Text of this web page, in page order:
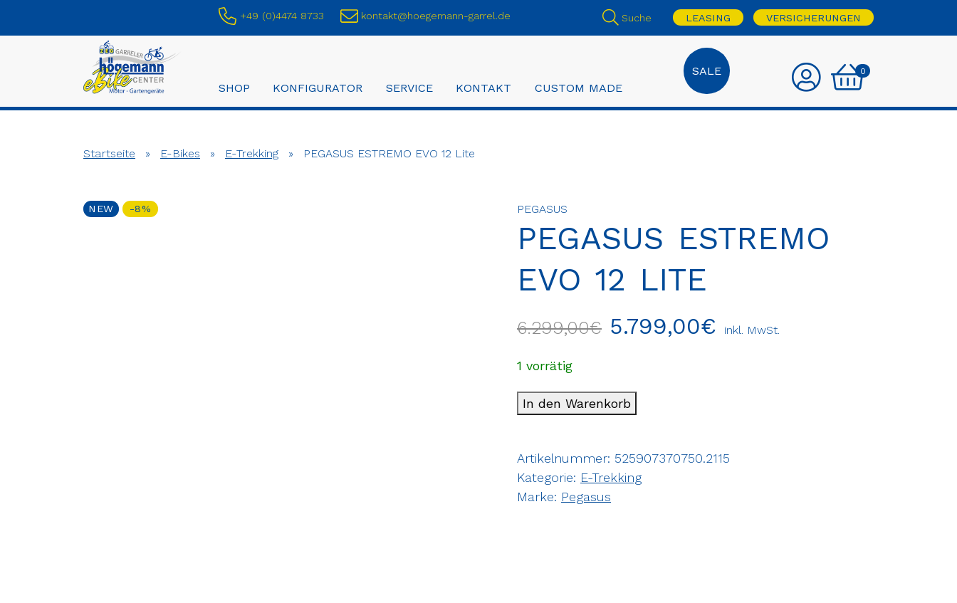
+49 (0)4474 8733 kontakt@hoegemann-garrel.de Suche LEASING VERSICHERUNGEN
SHOP KONFIGURATOR SERVICE KONTAKT CUSTOM MADE
SALE 0
Startseite » E-Bikes » E-Trekking » PEGASUS ESTREMO EVO 12 Lite
NEW -8% PEGASUS
PEGASUS ESTREMO
EVO 12 LITE
6.299,00€ 5.799,00€ inkl. MwSt.
1 vorrätig
In den Warenkorb
Artikelnummer: 525907370750.2115
Kategorie: E-Trekking
Marke: Pegasus